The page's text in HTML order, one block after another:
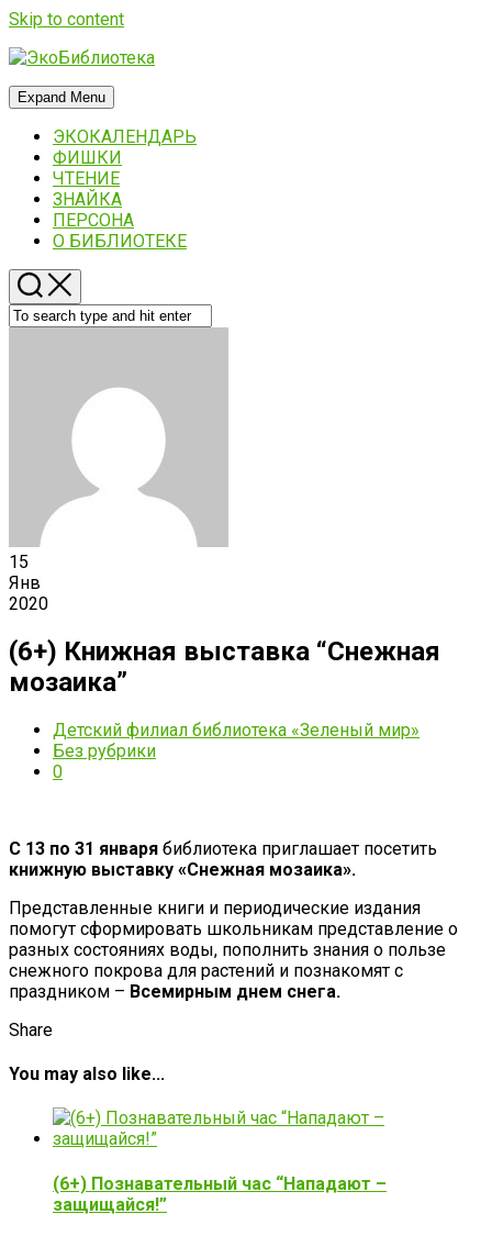
Skip to content
Expand Menu
ЭКОКАЛЕНДАРЬ
ФИШКИ
ЧТЕНИЕ
ЗНАЙКА
ПЕРСОНА
О БИБЛИОТЕКЕ
15
Янв
2020
(6+) Книжная выставка “Снежная
мозаика”
Детский филиал библиотека «Зеленый мир»
Без рубрики
0
C 13 по 31 января библиотека приглашает посетить
книжную выставку «Снежная мозаика».
Представленные книги и периодические издания
помогут сформировать школьникам представление о
разных состояниях воды, пополнить знания о пользе
снежного покрова для растений и познакомят с
праздником – Всемирным днем снега.
Share
You may also like...
(6+) Познавательный час “Нападают –
защищайся!”